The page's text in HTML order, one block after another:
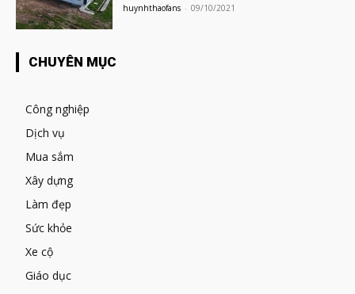
huynhthaofans - 09/10/2021
CHUYÊN MỤC
Công nghiệp
Dịch vụ
Mua sắm
Xây dựng
Làm đẹp
Sức khỏe
Xe cộ
Giáo dục